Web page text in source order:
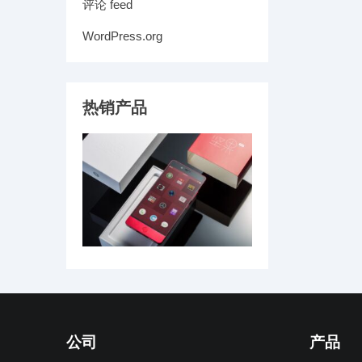
评论 feed
WordPress.org
热销产品
公司 产品